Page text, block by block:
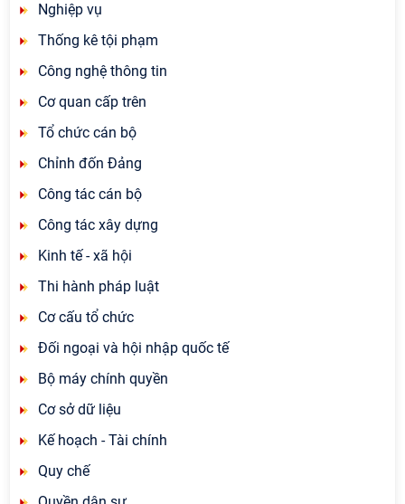
Nghiệp vụ
Thống kê tội phạm
Công nghệ thông tin
Cơ quan cấp trên
Tổ chức cán bộ
Chỉnh đốn Đảng
Công tác cán bộ
Công tác xây dựng
Kinh tế - xã hội
Thi hành pháp luật
Cơ cấu tổ chức
Đối ngoại và hội nhập quốc tế
Bộ máy chính quyền
Cơ sở dữ liệu
Kế hoạch - Tài chính
Quy chế